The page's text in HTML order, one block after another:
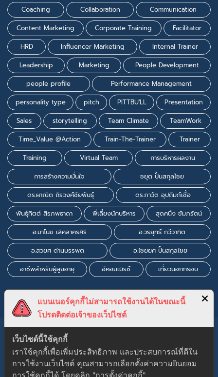
Coaching
Collaboration
Communication
Content Marketing
Corporate Training
Facilitator
HRD
Influencer Marketing
Internal Trainer
Leadership
Marketing
People Development
people profile
Performance Management
personality type
pitch PITTBU'LL
Presentation
Sales
storytelling Team Climate
TeamWork
Time_Value @Action
Train-The-Trainer
Trainer
Training
Virtual Team
การบริหารผลงาน
การสร้างความมั่นใจ
ชยุต ปั้นสกุลไชย
ดร.ผาณิต ถิรวงศ์ชัยพันธุ์
ดร.ภาวัต อุปถัมภ์เชื้อ
พันธุ์ทิตต์ สิรภพธาดา
พี่เลี้ยงนักบริหาร
สุดคนึง ขัมภรัตน์
อ.มาโนช เลิศสาครศิริ
อ.วรยุทธ์ กวีวาทิต
อ.สวยศ ด่านบรรพต
อ.ไชยยศ ปั้นสกุลไชย
อาชีพสำหรับผู้สูงอายุ
อีคอมเมิรซ์ เที่ยวนอกกรอบ
Gutener Education Theme by Keon Themes
แบนเนอร์คุกกี้ไม่สามารถใช้งานได้ในขณะนี้
โปรดติดต่อเจ้าของเว็ปไซต์
เว็บไซต์นี้ใช้คุกกี้
เราใช้คุกกี้เพื่อเพิ่มประสิทธิภาพ และประสบการณ์ที่ดีใน
การใช้งานเว็บไซต์ คุณสามารถเลือกตั้งค่าความยินยอม